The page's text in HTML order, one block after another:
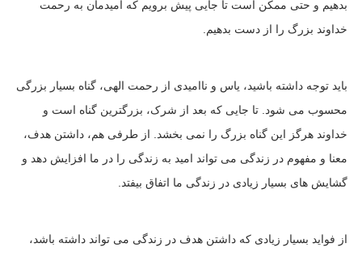
بدهیم و حتی ممکن است تا جایی پیش برویم که امیدمان به رحمت
خداوند بزرگ را از دست بدهیم.
باید توجه داشته باشید، یاس و ناامیدی از رحمت الهی، گناه بسیار بزرگی
محسوب می شود. تا جایی که بعد از شرک، بزرگترین گناه است و
خداوند هرگز این گناه بزرگ را نمی بخشد. از طرفی هم، داشتن هدف،
معنا و مفهوم در زندگی می تواند امید به زندگی را در ما افزایش دهد و
گشایش های بسیار زیادی در زندگی ما اتفاق بیفتد.
از فواید بسیار زیادی که داشتن هدف در زندگی می تواند داشته باشد،